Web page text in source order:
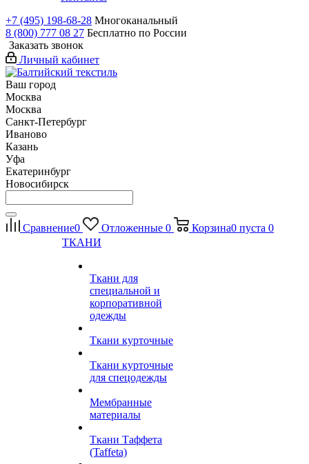
+7 (495) 198-68-28 Многоканальный
8 (800) 777 08 27 Бесплатно по России
Заказать звонок
Личный кабинет
Ваш город
Москва
Москва
Санкт-Петербург
Иваново
Казань
Уфа
Екатеринбург
Новосибирск
Сравнение0 Отложенные 0 Корзина0 пуста 0
ТКАНИ
Ткани для
специальной и
корпоративной
одежды
Ткани курточные
Ткани курточные
для спецодежды
Мембранные
материалы
Ткани Таффета
(Taffeta)